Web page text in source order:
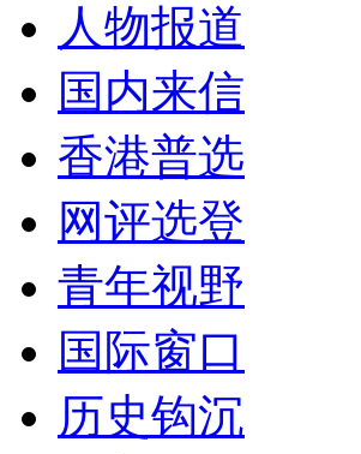
人物报道
国内来信
香港普选
网评选登
青年视野
国际窗口
历史钩沉